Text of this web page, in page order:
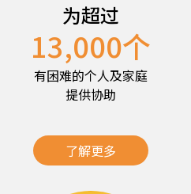
为超过
13,000个
有困难的个人及家庭
提供协助
了解更多